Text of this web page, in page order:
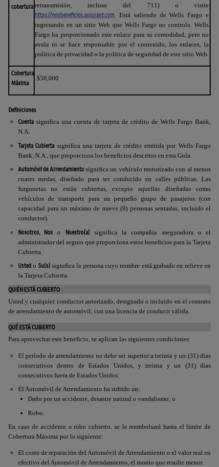
cobertura retransmisión, incluso del 711) o visite
https://misbeneficios.assurant.com . Está saliendo de Wells Fargo e
ingresando en un sitio Web que Wells Fargo no controla. Wells
Fargo ha proporcionado este enlace para su comodidad, pero no
avala ni se hace responsable por el contenido, los enlaces, la
política de privacidad o la política de seguridad de este sitio Web.
Cobertura
Máxima
$50,000
Definiciones
Cuenta significa una cuenta de tarjeta de crédito de Wells Fargo Bank,
N.A.
Tarjeta Cubierta significa una tarjeta de crédito emitida por Wells Fargo
Bank, N.A.
, que proporciona los beneficios descritos en esta Guía.
Automóvil de Arrendamientosignifica un vehículo motorizado con al menos
cuatro ruedas, diseñado para ser conducido en calles públicas. Las
furgonetas no están cubiertas, excepto aquellas diseñadas como
vehículos de transporte para un pequeño grupo de pasajeros (con
capacidad para un máximo de nueve (9) personas sentadas, incluido el
conductor).
Nosotros, Nos o Nuestro(a) significa la compañía aseguradora o el
administrador del seguro que proporciona estos beneficios para la Tarjeta
Cubierta.
Usted o Su(s) significa la persona cuyo nombre está grabado en relieve en
la Tarjeta Cubierta.
QUIÉN ESTÁ CUBIERTO
Usted y cualquier conductor autorizado, designado o incluido en el contrato
de arrendamiento de automóvil, con una licencia de conducir válida.
QUÉ ESTÁ CUBIERTO
Para aprovechar este beneficio, se aplican las siguientes condiciones:
El período de arrendamiento no debe ser superior a treinta y un (31) días
consecutivos dentro de Estados Unidos, y treinta y un (31) días
consecutivos fuera de Estados Unidos.
El Automóvil de Arrendamiento ha sufrido un:
Daño por un accidente, desastre natural o vandalismo; o
Robo.
En caso de accidente o robo cubierto, se le reembolsará hasta el límite de
Cobertura Máxima por lo siguiente:
El costo de reparación del Automóvil de Arrendamiento o el valor real en
efectivo del Automóvil de Arrendamiento, el monto que resulte menor.